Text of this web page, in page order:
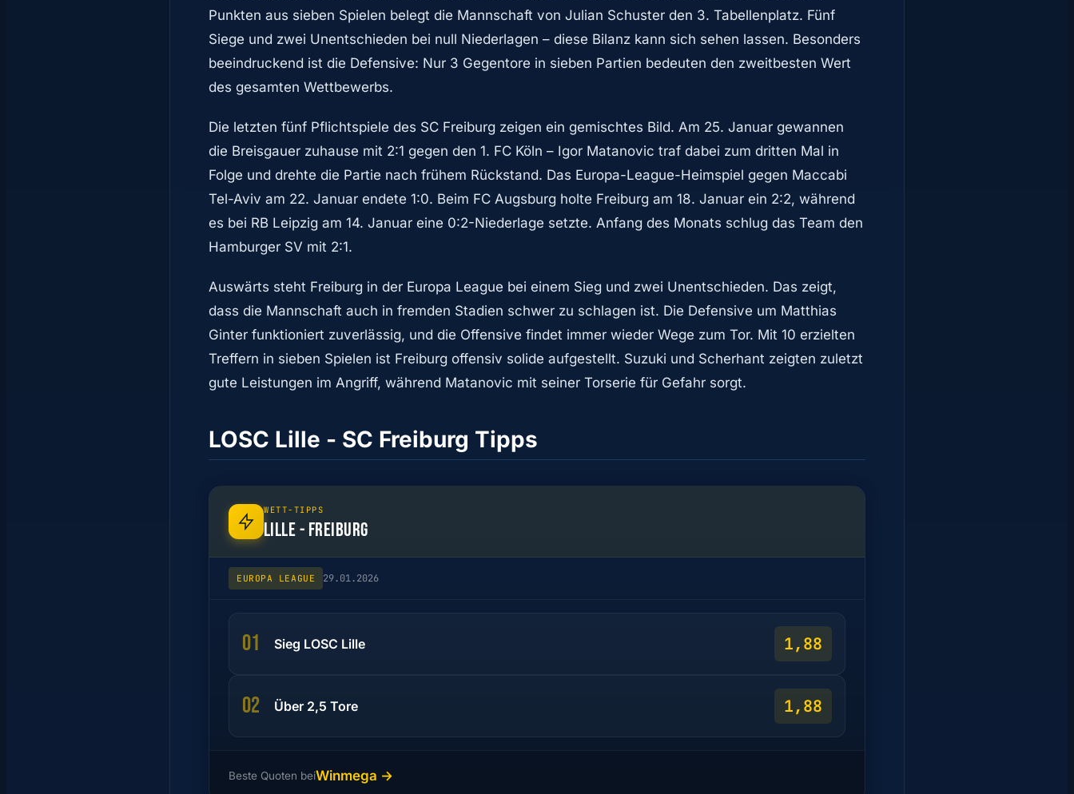
Punkten aus sieben Spielen belegt die Mannschaft von Julian Schuster den 3. Tabellenplatz. Fünf
Siege und zwei Unentschieden bei null Niederlagen – diese Bilanz kann sich sehen lassen. Besonders
beeindruckend ist die Defensive: Nur 3 Gegentore in sieben Partien bedeuten den zweitbesten Wert
des gesamten Wettbewerbs.
Die letzten fünf Pflichtspiele des SC Freiburg zeigen ein gemischtes Bild. Am 25. Januar gewannen
die Breisgauer zuhause mit 2:1 gegen den 1. FC Köln – Igor Matanovic traf dabei zum dritten Mal in
Folge und drehte die Partie nach frühem Rückstand. Das Europa-League-Heimspiel gegen Maccabi
Tel-Aviv am 22. Januar endete 1:0. Beim FC Augsburg holte Freiburg am 18. Januar ein 2:2, während
es bei RB Leipzig am 14. Januar eine 0:2-Niederlage setzte. Anfang des Monats schlug das Team den
Hamburger SV mit 2:1.
Auswärts steht Freiburg in der Europa League bei einem Sieg und zwei Unentschieden. Das zeigt,
dass die Mannschaft auch in fremden Stadien schwer zu schlagen ist. Die Defensive um Matthias
Ginter funktioniert zuverlässig, und die Offensive findet immer wieder Wege zum Tor. Mit 10 erzielten
Treffern in sieben Spielen ist Freiburg offensiv solide aufgestellt. Suzuki und Scherhant zeigten zuletzt
gute Leistungen im Angriff, während Matanovic mit seiner Torserie für Gefahr sorgt.
LOSC Lille - SC Freiburg Tipps
WETT-TIPPS
LILLE - FREIBURG
EUROPA LEAGUE 29.01.2026
01 Sieg LOSC Lille 1,88
02 Über 2,5 Tore 1,88
Beste Quoten beiWinmega →